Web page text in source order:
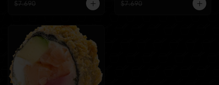
$7.690
$7.690